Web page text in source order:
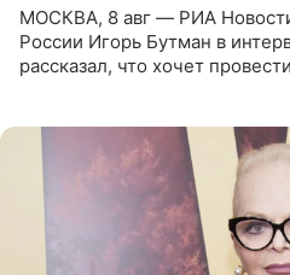
МОСКВА, 8 авг — РИА
России Игорь Бутман в
рассказал, что хочет